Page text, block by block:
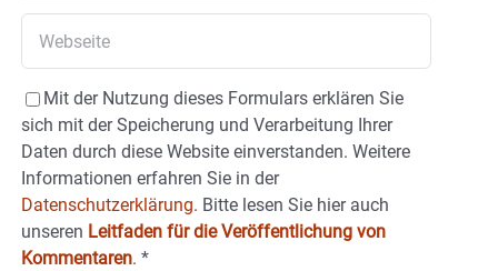
Mit der Nutzung dieses Formulars erklären Sie
sich mit der Speicherung und Verarbeitung Ihrer
Daten durch diese Website einverstanden. Weitere
Informationen erfahren Sie in der
Datenschutzerklärung. Bitte lesen Sie hier auch
unseren Leitfaden für die Veröffentlichung von
Kommentaren. *